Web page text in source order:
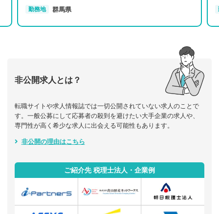
勤務地 群馬県
非公開求人とは？
転職サイトや求人情報誌では一切公開されていない求人のことで
す。一般公募にして応募者の殺到を避けたい大手企業の求人や、
専門性が高く希少な求人に出会える可能性もあります。
非公開の理由はこちら
ご紹介先 税理士法人・企業例